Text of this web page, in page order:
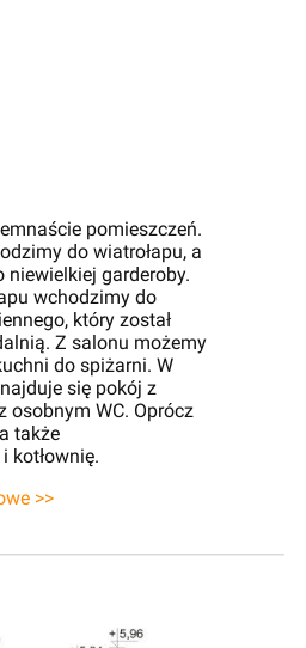
pomieszczeń.
do wiatrołapu, a
niewielkiej garderoby.
wchodzimy do
który został
Z salonu możemy
do spiżarni. W
się pokój z
osobnym WC. Oprócz
także
kotłownię.
>>